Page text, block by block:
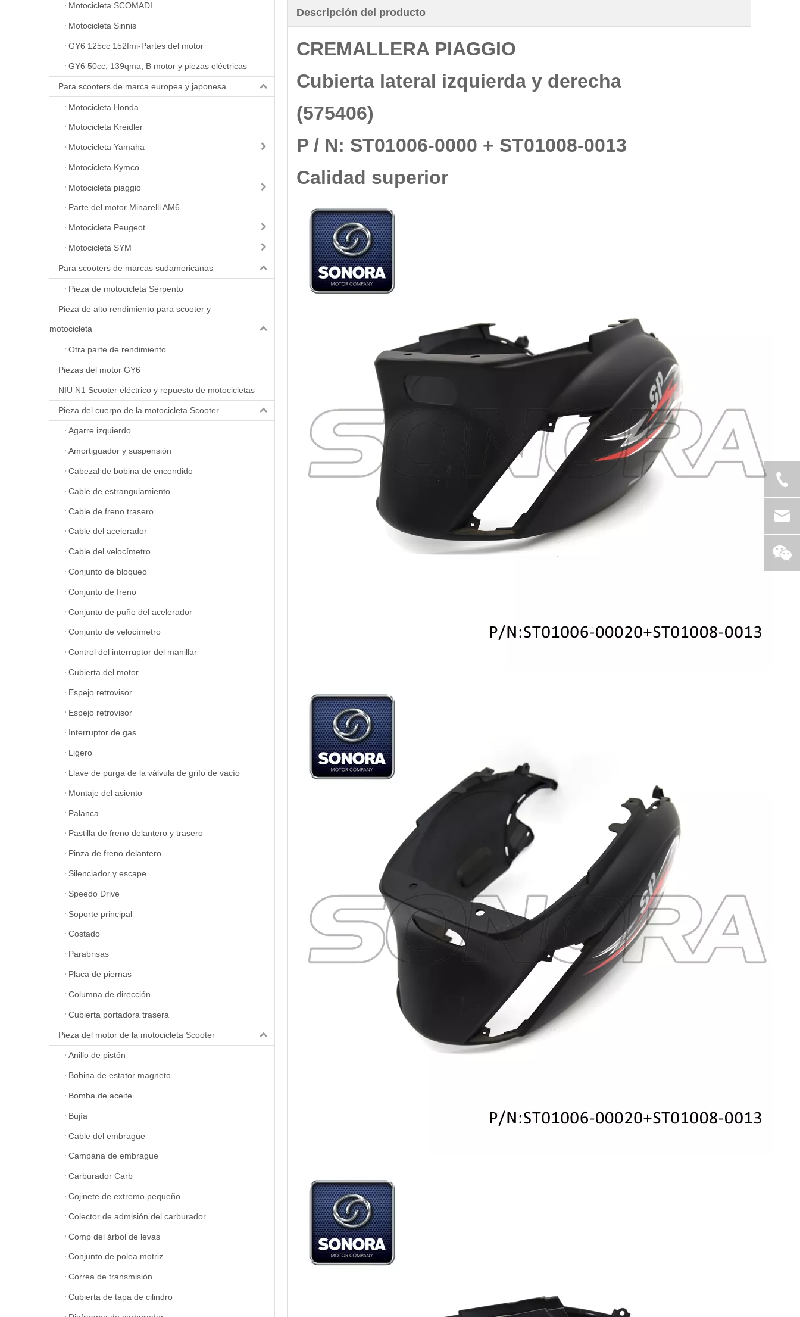
Motocicleta SCOMADI
Motocicleta Sinnis
GY6 125cc 152fmi-Partes del motor
GY6 50cc, 139qma, B motor y piezas eléctricas
Para scooters de marca europea y japonesa.
Motocicleta Honda
Motocicleta Kreidler
Motocicleta Yamaha
Motocicleta Kymco
Motocicleta piaggio
Parte del motor Minarelli AM6
Motocicleta Peugeot
Motocicleta SYM
Para scooters de marcas sudamericanas
Pieza de motocicleta Serpento
Pieza de alto rendimiento para scooter y
motocicleta
Otra parte de rendimiento
Piezas del motor GY6
NIU N1 Scooter eléctrico y repuesto de motocicletas
Pieza del cuerpo de la motocicleta Scooter
Agarre izquierdo
Amortiguador y suspensión
Cabezal de bobina de encendido
Cable de estrangulamiento
Cable de freno trasero
Cable del acelerador
Cable del velocímetro
Conjunto de bloqueo
Conjunto de freno
Conjunto de puño del acelerador
Conjunto de velocímetro
Control del interruptor del manillar
Cubierta del motor
Espejo retrovisor
Espejo retrovisor
Interruptor de gas
Ligero
Llave de purga de la válvula de grifo de vacío
Montaje del asiento
Palanca
Pastilla de freno delantero y trasero
Pinza de freno delantero
Silenciador y escape
Speedo Drive
Soporte principal
Costado
Parabrisas
Placa de piernas
Columna de dirección
Cubierta portadora trasera
Pieza del motor de la motocicleta Scooter
Anillo de pistón
Bobina de estator magneto
Bomba de aceite
Bujía
Cable del embrague
Campana de embrague
Carburador Carb
Cojinete de extremo pequeño
Colector de admisión del carburador
Comp del árbol de levas
Conjunto de polea motriz
Correa de transmisión
Cubierta de tapa de cilindro
Descripción del producto
CREMALLERA PIAGGIO
Cubierta lateral izquierda y derecha
(575406)
P / N: ST01006-0000 + ST01008-0013
Calidad superior